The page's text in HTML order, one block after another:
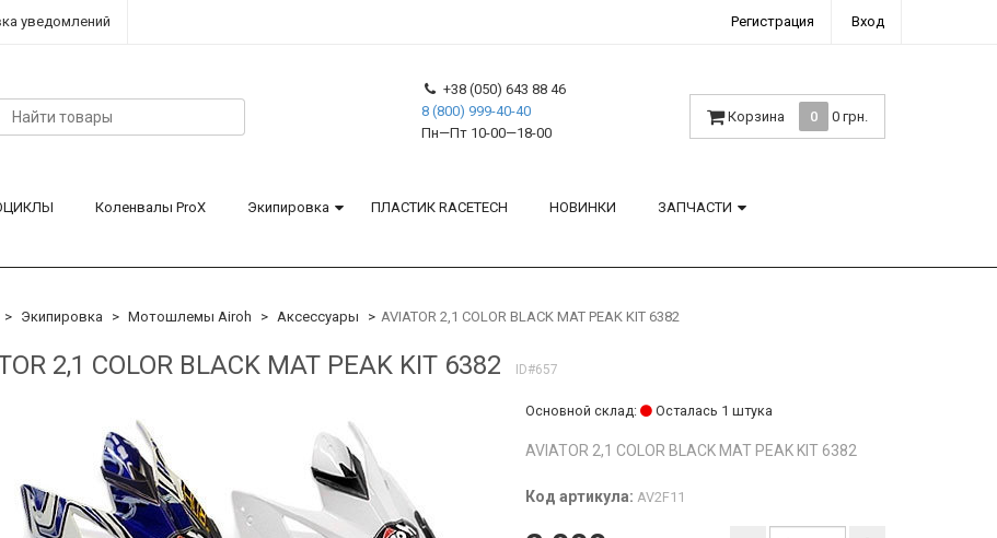
уведомлений Регистрация Вход
+38 (050) 643 88 46
8 (800) 999-40-40
Пн—Пт 10-00—18-00
Корзина 0 0 грн.
Коленвалы ProX Экипировка ПЛАСТИК RACETECH НОВИНКИ ЗАПЧАСТИ
Экипировка Мотошлемы Airoh Аксессуары AVIATOR 2,1 COLOR BLACK MAT PEAK KIT 6382
2,1 COLOR BLACK MAT PEAK KIT 6382 ID#657
Основной склад: Осталась 1 штука
AVIATOR 2,1 COLOR BLACK MAT PEAK KIT 6382
Код артикула: AV2F11